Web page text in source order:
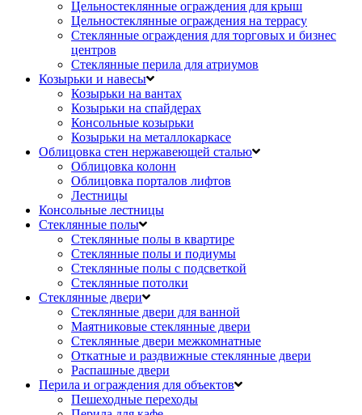
Цельностеклянные ограждения для крыш
Цельностеклянные ограждения на террасу
Стеклянные ограждения для торговых и бизнес
центров
Стеклянные перила для атриумов
Козырьки и навесы
Козырьки на вантах
Козырьки на спайдерах
Консольные козырьки
Козырьки на металлокаркасе
Облицовка стен нержавеющей сталью
Облицовка колонн
Облицовка порталов лифтов
Лестницы
Консольные лестницы
Стеклянные полы
Стеклянные полы в квартире
Стеклянные полы и подиумы
Стеклянные полы с подсветкой
Стеклянные потолки
Стеклянные двери
Стеклянные двери для ванной
Маятниковые стеклянные двери
Стеклянные двери межкомнатные
Откатные и раздвижные стеклянные двери
Распашные двери
Перила и ограждения для объектов
Пешеходные переходы